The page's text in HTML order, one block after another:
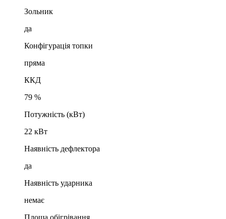
Зольник
да
Конфігурація топки
пряма
ККД
79 %
Потужність (кВт)
22 кВт
Наявність дефлектора
да
Наявність ударника
немає
Площа обігрівання